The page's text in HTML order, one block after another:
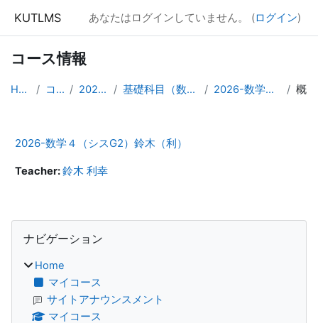
KUTLMS あなたはログインしていません。 (ログイン)
コース情報
Home コース 2026年度 基礎科目（数学・情報） 2026-数学４(シスG2)
2026-数学４（シスG2）鈴木（利）
Teacher:鈴木 利幸
ブロック
ナビゲーション
Home
マイコース
サイトアナウンスメント
マイコース